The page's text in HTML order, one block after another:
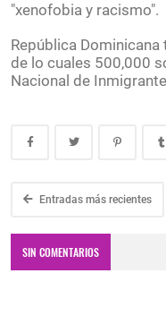
"xenofobia y racismo".
República
de lo cuales 500,000
Nacional de
Entradas más recientes
SIN COMENTARIOS